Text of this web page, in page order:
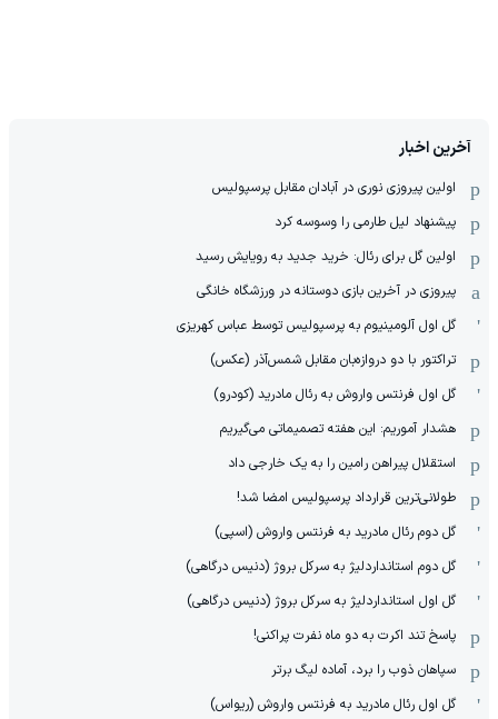
آخرین اخبار
اولین پیروزی نوری در آبادان مقابل پرسپولیس
پیشنهاد لیل طارمی را وسوسه کرد
اولین گل برای رئال: خرید جدید به رویایش رسید
پیروزی در آخرین بازی دوستانه در ورزشگاه خانگی
گل اول آلومینیوم به پرسپولیس توسط عباس کهریزی
تراکتور با دو دروازه‌بان مقابل شمس‌آذر (عکس)
گل اول فرنتس واروش به رئال مادرید (کودرو)
هشدار آموریم: این هفته تصمیماتی می‌گیریم
استقلال پیراهن رامین را به یک خارجی داد
طولانی‌ترین قرارداد پرسپولیس امضا شد!
گل دوم رئال مادرید به فرنتس واروش (اسپی)
گل دوم استانداردلیژ به سرکل بروژ (دنیس درگاهی)
گل اول استانداردلیژ به سرکل بروژ (دنیس درگاهی)
پاسخ تند اکرت به دو ماه نفرت پراکنی!
سپاهان ذوب را برد، آماده لیگ برتر
گل اول رئال مادرید به فرنتس واروش (ریواس)